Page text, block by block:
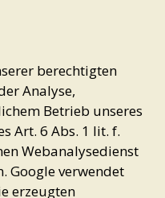
berechtigten
Analyse,
Betrieb unseres
Art. 6 Abs. 1 lit. f.
Webanalysedienst
Google verwendet
erzeugten